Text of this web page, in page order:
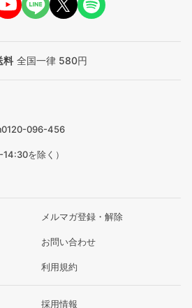
料 全国一律 580円
0120-096-456
を除く）
メルマガ登録・解除
お問い合わせ
利用規約
採用情報